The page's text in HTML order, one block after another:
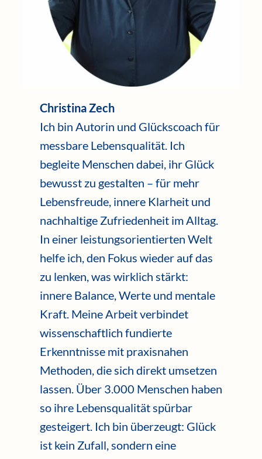
Christina Zech
Ich bin Autorin und Glückscoach für
messbare Lebensqualität. Ich
begleite Menschen dabei, ihr Glück
bewusst zu gestalten – für mehr
Lebensfreude, innere Klarheit und
nachhaltige Zufriedenheit im Alltag.
In einer leistungsorientierten Welt
helfe ich, den Fokus wieder auf das
zu lenken, was wirklich stärkt:
innere Balance, Werte und mentale
Kraft. Meine Arbeit verbindet
wissenschaftlich fundierte
Erkenntnisse mit praxisnahen
Methoden, die sich direkt umsetzen
lassen. Über 3.000 Menschen haben
so ihre Lebensqualität spürbar
gesteigert. Ich bin überzeugt: Glück
ist kein Zufall, sondern eine